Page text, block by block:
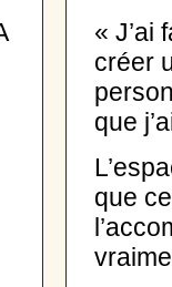
« J’ai
créer
que
que